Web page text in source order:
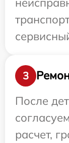
3
После
расчет,